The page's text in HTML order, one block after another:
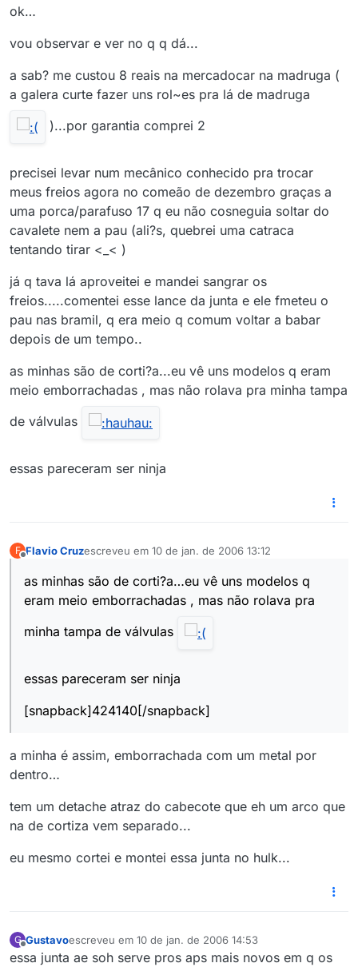
ok…
vou observar e ver no q q dá...
a sab? me custou 8 reais na mercadocar na madruga (
a galera curte fazer uns rol~es pra lá de madruga
)...por garantia comprei 2
precisei levar num mecânico conhecido pra trocar
meus freios agora no comeão de dezembro graças a
uma porca/parafuso 17 q eu não cosneguia soltar do
cavalete nem a pau (ali?s, quebrei uma catraca
tentando tirar <_< )
já q tava lá aproveitei e mandei sangrar os
freios.....comentei esse lance da junta e ele fmeteu o
pau nas bramil, q era meio q comum voltar a babar
depois de um tempo..
as minhas são de corti?a...eu vê uns modelos q eram
meio emborrachadas , mas não rolava pra minha tampa
de válvulas
essas pareceram ser ninja
F Flavio Cruzescreveu em 10 de jan. de 2006 13:12
última edição por
as minhas são de corti?a…eu vê uns modelos q
eram meio emborrachadas , mas não rolava pra
minha tampa de válvulas
essas pareceram ser ninja
[snapback]424140[/snapback]
a minha é assim, emborrachada com um metal por
dentro…
tem um detache atraz do cabecote que eh um arco que
na de cortiza vem separado...
eu mesmo cortei e montei essa junta no hulk...
G
Offline
Gustavoescreveu em 10 de jan. de 2006 14:53
última edição por
essa junta ae soh serve pros aps mais novos em q os